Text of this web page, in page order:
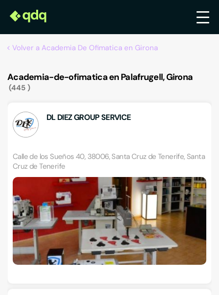
Volver a Academia De Ofimatica en Girona
Academia-de-ofimatica en Palafrugell, Girona
445
DL DIEZ GROUP SERVICE
Calle de los Sueños 40, 38006, Santa Cruz de Tenerife, Santa
Cruz de Tenerife